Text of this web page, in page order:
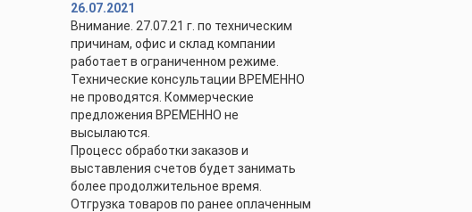
26.07.2021
Внимание. 27.07.21 г. по техническим
причинам, офис и склад компании
работает в ограниченном режиме.
Технические консультации ВРЕМЕННО
не проводятся. Коммерческие
предложения ВРЕМЕННО не
высылаются.
Процесс обработки заказов и
выставления счетов будет занимать
более продолжительное время.
Отгрузка товаров по ранее оплаченным